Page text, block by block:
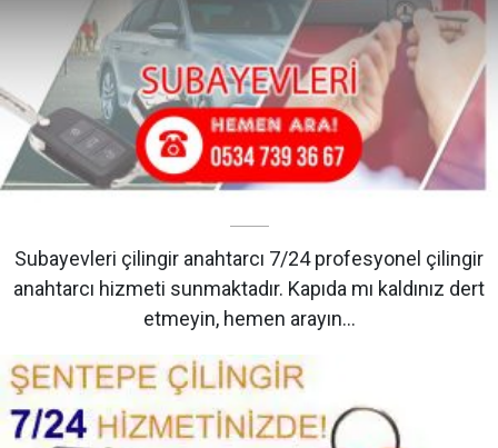
Subayevleri çilingir anahtarcı 7/24 profesyonel çilingir
anahtarcı hizmeti sunmaktadır. Kapıda mı kaldınız dert
etmeyin, hemen arayın…